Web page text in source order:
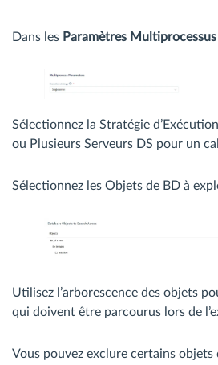
Dans les Paramètres Multiprocessus
Sélectionnez la Stratégie
ou Plusieurs Serveurs DS pour un
Sélectionnez les Objets de BD à
Utilisez l’arborescence des objets
qui doivent être parcourus lors de
Vous pouvez exclure certains objets